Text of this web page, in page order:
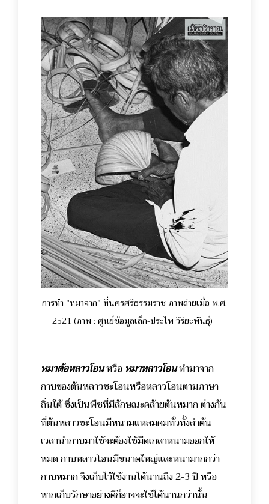
การทำ "หมาจาก" ที่นครศรีธรรมราช ภาพถ่ายเมื่อ พ.ศ.
2521 (ภาพ : ศูนย์ข้อมูลเล็ก-ประไพ วิริยะพันธุ์)
หมาต้อหลาวโอนหรือ หมาหลาวโอนทำมาจาก
กาบของต้นหลาวชะโอนหรือหลาวโอนตามภาษา
ถิ่นใต้ ซึ่งเป็นพืชที่มีลักษณะคล้ายต้นหมาก ต่างกัน
ที่ต้นหลาวชะโอนมีหนามแหลมคมทั่วทั้งลำต้น
เวลานำกาบมาใช้จะต้องใช้มีดเกลาหนามออกให้
หมด กาบหลาวโอนมีขนาดใหญ่และหนามากกว่า
กาบหมาก จึงเก็บไว้ใช้งานได้นานถึง 2-3 ปี หรือ
หากเก็บรักษาอย่างดีก็อาจจะใช้ได้นานกว่านั้น